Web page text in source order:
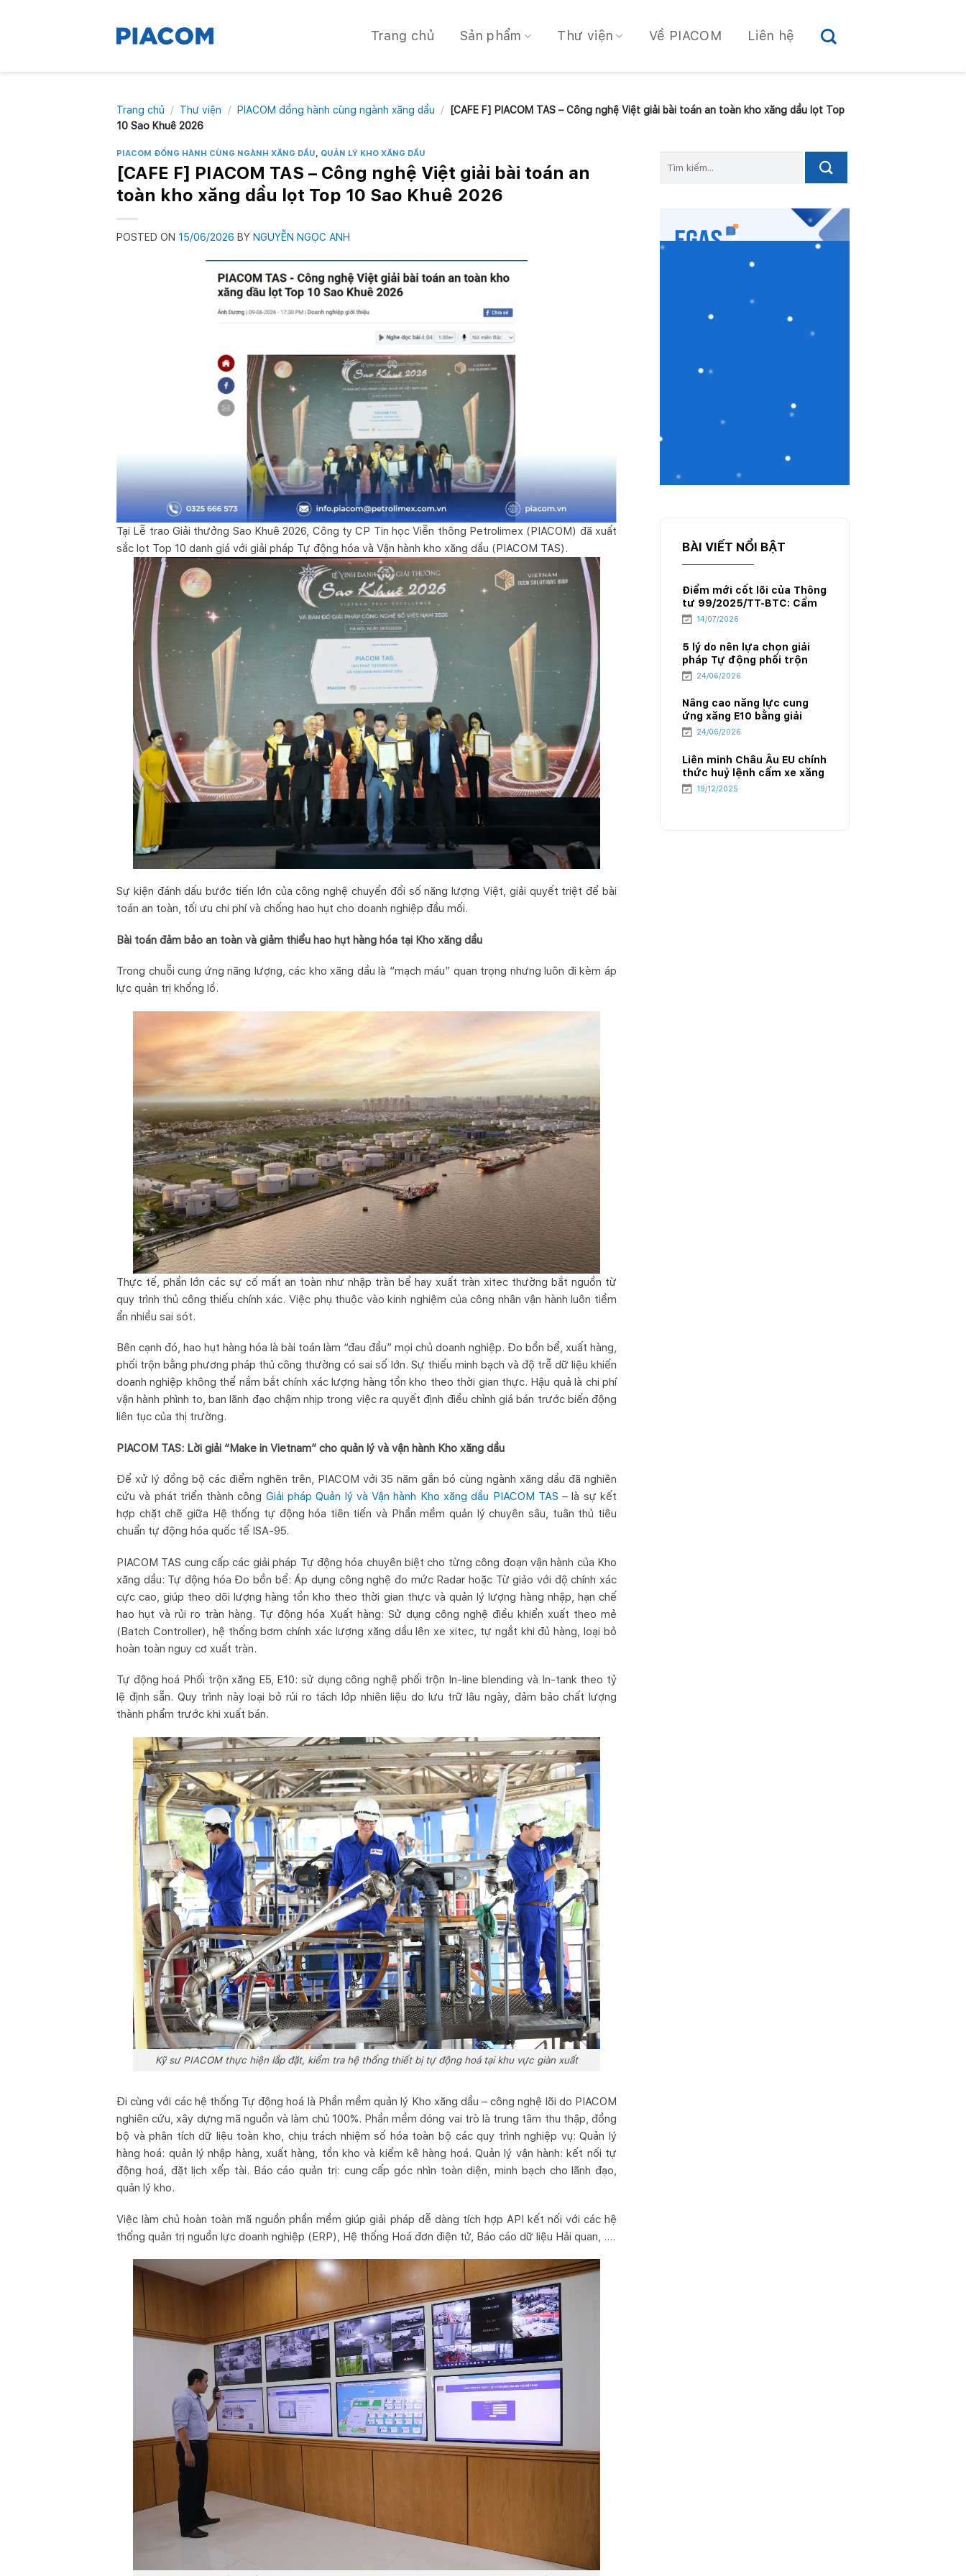
Trang chủ Sản phẩm Thư viện Về PIACOM Liên hệ
Trang chủ / Thư viện / PIACOM đồng hành cùng ngành xăng dầu /
[CAFE F] PIACOM TAS – Công nghệ Việt giải bài toán an toàn kho xăng dầu lọt Top
10 Sao Khuê 2026
PIACOM ĐỒNG HÀNH CÙNG NGÀNH XĂNG DẦU, QUẢN LÝ KHO XĂNG DẦU
[CAFE F] PIACOM TAS – Công nghệ Việt giải bài toán an
toàn kho xăng dầu lọt Top 10 Sao Khuê 2026
POSTED ON 15/06/2026 BY NGUYỄN NGỌC ANH
Tại Lễ trao Giải thưởng Sao Khuê 2026, Công ty CP Tin học Viễn thông Petrolimex (PIACOM) đã xuất
sắc lọt Top 10 danh giá với giải pháp Tự động hóa và Vận hành kho xăng dầu (PIACOM TAS).
Sự kiện đánh dấu bước tiến lớn của công nghệ chuyển đổi số năng lượng Việt, giải quyết triệt để bài
toán an toàn, tối ưu chi phí và chống hao hụt cho doanh nghiệp đầu mối.
Bài toán đảm bảo an toàn và giảm thiểu hao hụt hàng hóa tại Kho xăng dầu
Trong chuỗi cung ứng năng lượng, các kho xăng dầu là “mạch máu” quan trọng nhưng luôn đi kèm áp
lực quản trị khổng lồ.
Thực tế, phần lớn các sự cố mất an toàn như nhập tràn bể hay xuất tràn xitec thường bắt nguồn từ
quy trình thủ công thiếu chính xác. Việc phụ thuộc vào kinh nghiệm của công nhân vận hành luôn tiềm
ẩn nhiều sai sót.
Bên cạnh đó, hao hụt hàng hóa là bài toán làm “đau đầu” mọi chủ doanh nghiệp. Đo bồn bể, xuất hàng,
phối trộn bằng phương pháp thủ công thường có sai số lớn. Sự thiếu minh bạch và độ trễ dữ liệu khiến
doanh nghiệp không thể nắm bắt chính xác lượng hàng tồn kho theo thời gian thực. Hậu quả là chi phí
vận hành phình to, ban lãnh đạo chậm nhịp trong việc ra quyết định điều chỉnh giá bán trước biến động
liên tục của thị trường.
PIACOM TAS: Lời giải “Make in Vietnam” cho quản lý và vận hành Kho xăng dầu
Để xử lý đồng bộ các điểm nghẽn trên, PIACOM với 35 năm gắn bó cùng ngành xăng dầu đã nghiên
cứu và phát triển thành công Giải pháp Quản lý và Vận hành Kho xăng dầu PIACOM TAS – là sự kết
hợp chặt chẽ giữa Hệ thống tự động hóa tiên tiến và Phần mềm quản lý chuyên sâu, tuân thủ tiêu
chuẩn tự động hóa quốc tế ISA-95.
PIACOM TAS cung cấp các giải pháp Tự động hóa chuyên biệt cho từng công đoạn vận hành của Kho
xăng dầu: Tự động hóa Đo bồn bể: Áp dụng công nghệ đo mức Radar hoặc Từ giảo với độ chính xác
cực cao, giúp theo dõi lượng hàng tồn kho theo thời gian thực và quản lý lượng hàng nhập, hạn chế
hao hụt và rủi ro tràn hàng. Tự động hóa Xuất hàng: Sử dụng công nghệ điều khiển xuất theo mẻ
(Batch Controller), hệ thống bơm chính xác lượng xăng dầu lên xe xitec, tự ngắt khi đủ hàng, loại bỏ
hoàn toàn nguy cơ xuất tràn.
Tự động hoá Phối trộn xăng E5, E10: sử dụng công nghệ phối trộn In-line blending và In-tank theo tỷ
lệ định sẵn. Quy trình này loại bỏ rủi ro tách lớp nhiên liệu do lưu trữ lâu ngày, đảm bảo chất lượng
thành phẩm trước khi xuất bán.
Kỹ sư PIACOM thực hiện lắp đặt, kiểm tra hệ thống thiết bị tự động hoá tại khu vực giàn xuất
Đi cùng với các hệ thống Tự động hoá là Phần mềm quản lý Kho xăng dầu – công nghệ lõi do PIACOM
nghiên cứu, xây dựng mã nguồn và làm chủ 100%. Phần mềm đóng vai trò là trung tâm thu thập, đồng
bộ và phân tích dữ liệu toàn kho, chịu trách nhiệm số hóa toàn bộ các quy trình nghiệp vụ: Quản lý
hàng hoá: quản lý nhập hàng, xuất hàng, tồn kho và kiểm kê hàng hoá. Quản lý vận hành: kết nối tự
động hoá, đặt lịch xếp tài. Báo cáo quản trị: cung cấp góc nhìn toàn diện, minh bạch cho lãnh đạo,
quản lý kho.
Việc làm chủ hoàn toàn mã nguồn phần mềm giúp giải pháp dễ dàng tích hợp API kết nối với các hệ
thống quản trị nguồn lực doanh nghiệp (ERP), Hệ thống Hoá đơn điện tử, Báo cáo dữ liệu Hải quan, ….
BÀI VIẾT NỔI BẬT
Điểm mới cốt lõi của Thông
tư 99/2025/TT-BTC: Cẩm
nang chuyển đổi hệ thống
xăng dầu
14/07/2026
5 lý do nên lựa chọn giải
pháp Tự động phối trộn
E10 của PIACOM
24/06/2026
Nâng cao năng lực cung
ứng xăng E10 bằng giải
pháp Tự động phối trộn
24/06/2026
Liên minh Châu Âu EU chính
thức huỷ lệnh cấm xe xăng
từ năm 2035 – Cục diện
19/12/2025